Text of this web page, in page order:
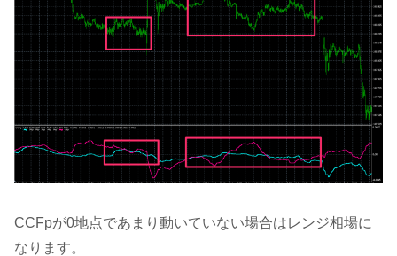
CCFpが0地点であまり動いていない場合はレンジ相場に
なります。